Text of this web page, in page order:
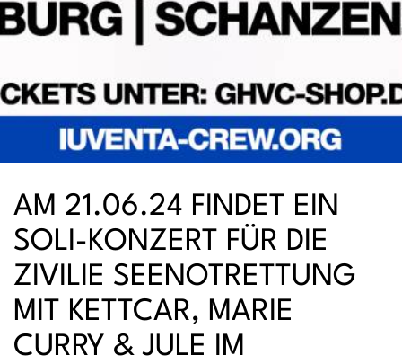
AM 21.06.24 FINDET EIN
SOLI-KONZERT FÜR DIE
ZIVILIE SEENOTRETTUNG
MIT KETTCAR, MARIE
CURRY & JULE IM